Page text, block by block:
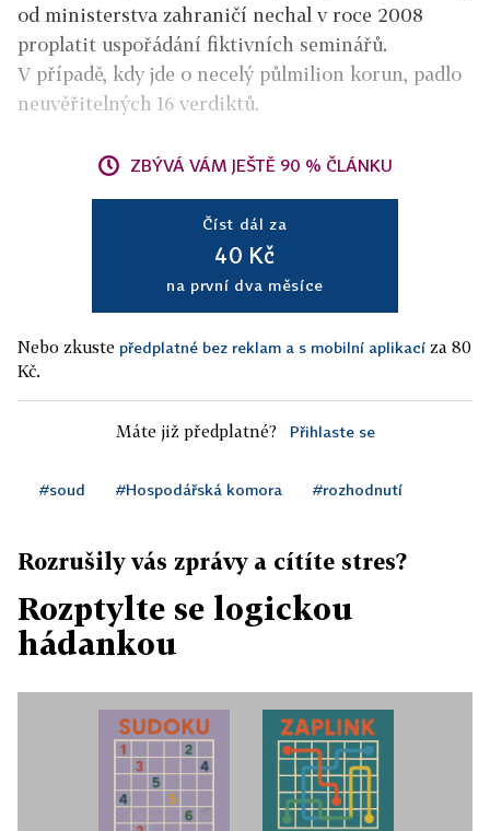
od ministerstva zahraničí nechal v roce 2008
proplatit uspořádání fiktivních seminářů.
V případě, kdy jde o necelý půlmilion korun, padlo
neuvěřitelných 16 verdiktů.
ZBÝVÁ VÁM JEŠTĚ 90 % ČLÁNKU
Číst dál za
40 Kč
na první dva měsíce
Nebo zkuste předplatné bez reklam a s mobilní aplikací za 80
Kč.
Máte již předplatné? Přihlaste se
#soud #Hospodářská komora #rozhodnutí
Rozrušily vás zprávy a cítíte stres?
Rozptylte se logickou
hádankou